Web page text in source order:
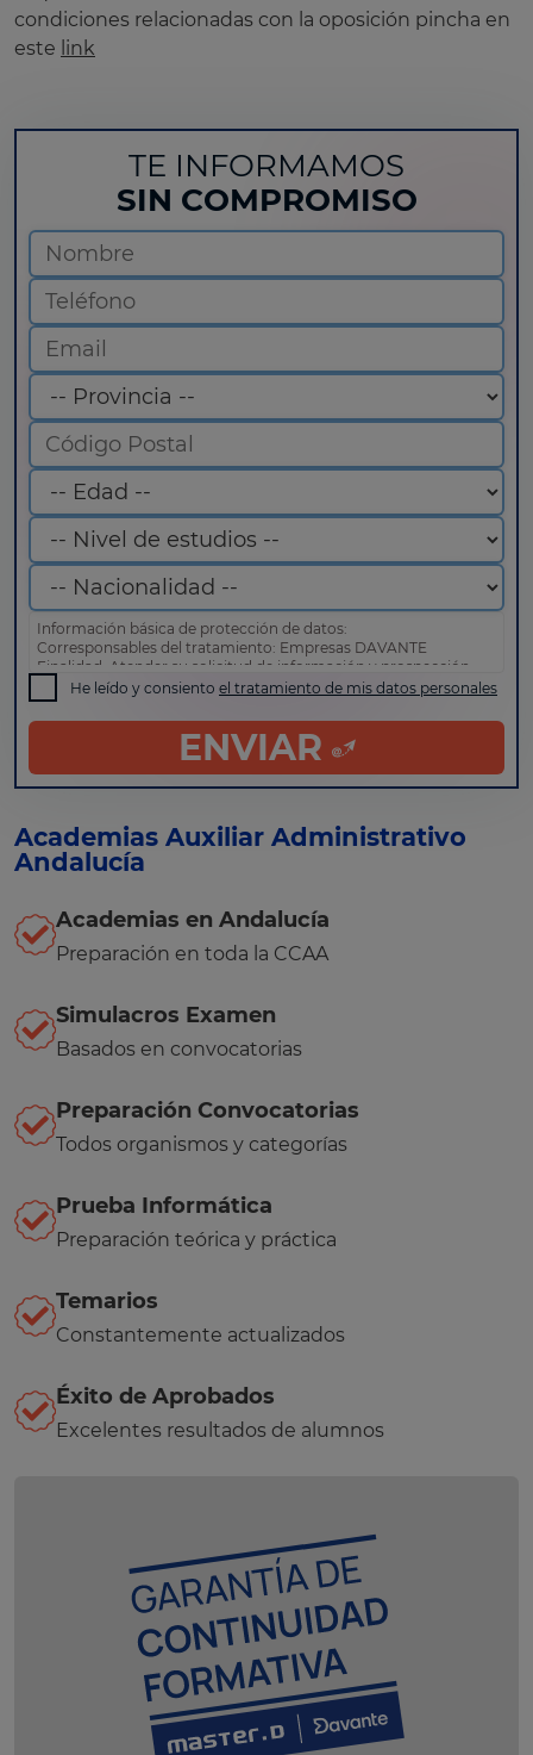
condiciones relacionadas con la oposición pincha en
este link
TE INFORMAMOS
SIN COMPROMISO
Información básica de protección de datos:
Corresponsables del tratamiento: Empresas DAVANTE
Finalidad: Atender su solicitud de información y prospección
comercial
Derechos: Puede acceder, rectificar y suprimir sus datos, así
como otros derechos tal y como se explica en nuestrapolítica
He leído y consiento el tratamiento de mis datos personales
ENVIAR
Academias Auxiliar Administrativo
Andalucía
Academias en Andalucía
Preparación en toda la CCAA
Simulacros Examen
Basados en convocatorias
Preparación Convocatorias
Todos organismos y categorías
Prueba Informática
Preparación teórica y práctica
Temarios
Constantemente actualizados
Éxito de Aprobados
Excelentes resultados de alumnos